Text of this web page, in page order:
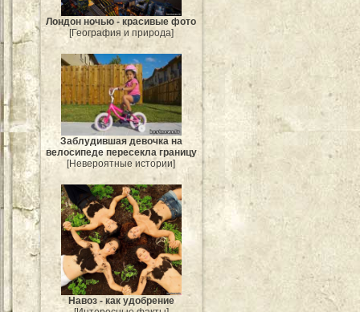
Лондон ночью - красивые фото
[География и природа]
Заблудившая девочка на
велосипеде пересекла границу
[Невероятные истории]
Навоз - как удобрение